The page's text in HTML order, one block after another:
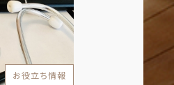
お役立ち情報